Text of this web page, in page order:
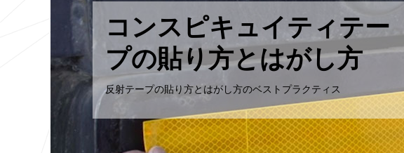
コンスピキュイティテー
プの貼り方とはがし方
反射テープの貼り方とはがし方のベストプラクティス